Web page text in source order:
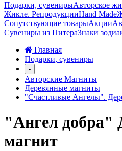
Подарки, сувенирыАвторское
Жикле. РепродукцииHand Made
Сопутствующие товарыАкции
Сувениры из ПитераЗнаки
Главная
Подарки, сувениры
-
Авторские Магниты
Деревянные магниты
"Счастливые Ангелы".
"Ангел добра"
магнит